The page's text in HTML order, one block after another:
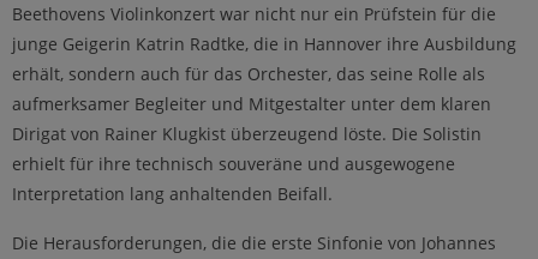
Beethovens Violinkonzert war nicht nur ein Prüfstein für die
junge Geigerin Katrin Radtke, die in Hannover ihre Ausbildung
erhält, sondern auch für das Orchester, das seine Rolle als
aufmerksamer Begleiter und Mitgestalter unter dem klaren
Dirigat von Rainer Klugkist überzeugend löste. Die Solistin
erhielt für ihre technisch souveräne und ausgewogene
Interpretation lang anhaltenden Beifall.
Die Herausforderungen, die die erste Sinfonie von Johannes